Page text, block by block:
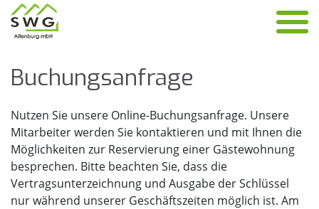
Bu­chungs­an­fra­ge
Nutzen Sie unsere Online-Buchungsanfrage. Unsere
Mitarbeiter werden Sie kontaktieren und mit Ihnen die
Möglichkeiten zur Reservierung einer Gästewohnung
besprechen. Bitte beachten Sie, dass die
Vertragsunterzeichnung und Ausgabe der Schlüssel
nur während unserer Geschäftszeiten möglich ist. Am